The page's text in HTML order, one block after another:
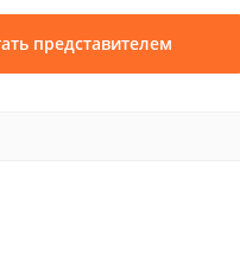
представителем